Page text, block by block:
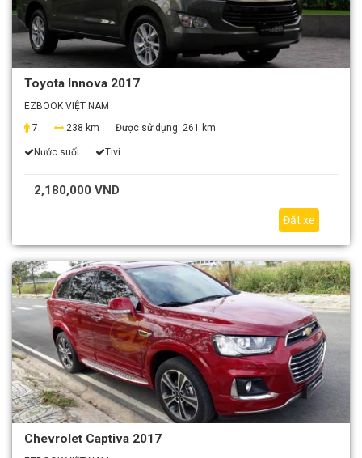
Toyota Innova 2017
EZBOOK VIỆT NAM
7
238 km Được sử dụng: 261 km
Nước suối Tivi
2,180,000 VND
Đặt xe
Chevrolet Captiva 2017